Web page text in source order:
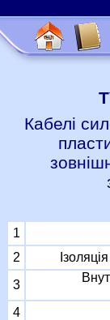
Кабелі
1
2
3
4